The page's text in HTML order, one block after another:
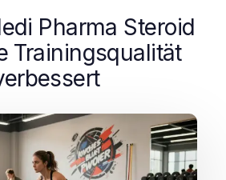
Pharma Steroid
Trainingsqualität